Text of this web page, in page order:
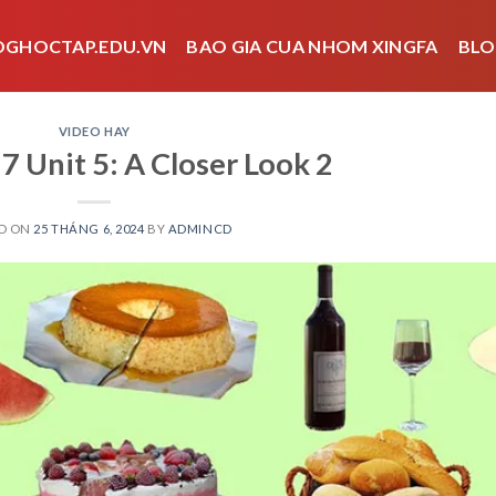
BAO GIA CUA NHOM XINGFA
VIDEO HAY
Unit 5: A Closer Look 2
ON 25 THÁNG 6, 2024 BY ADMINCD